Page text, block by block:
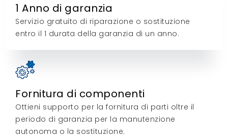
1 Anno di garanzia
Servizio gratuito di riparazione o sostituzione
entro il 1 durata della garanzia di un anno.
Fornitura di componenti
Ottieni supporto per la fornitura di parti oltre il
periodo di garanzia per la manutenzione
autonoma o la sostituzione.